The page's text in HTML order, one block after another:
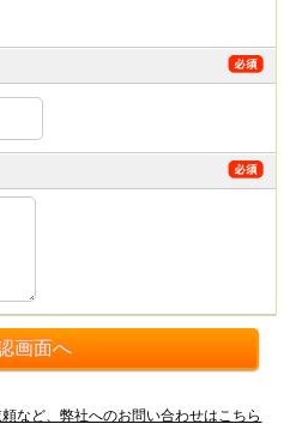
など、弊社へのお問い合わせはこちら